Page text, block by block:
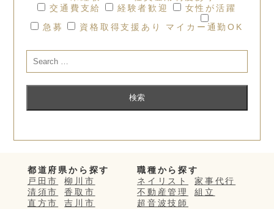
交通費支給
経験者歓迎
女性が活躍
急募
資格取得支援あり マイカー通勤OK
都道府県から探す
戸田市
柳川市
清須市
香取市
直方市
吉川市
職種から探す
ネイリスト
家事代行
不動産管理
組立
超音波技師